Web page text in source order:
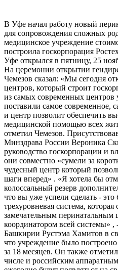
В Уфе начал работу новый
для сопровождения сложных
медицинское учреждение
построила госкорпорация
Уфе открылся в пятницу, 25
На церемонии открытии
Чемезов сказал: «Мы сегодня
центров, который строит
из самых современных центров
поставили самое современное,
и центр позволит обеспечить
медицинской помощью всех
отметил Чемезов.
Минздрава России Вероника
руководство госкорпорации и
они совместно «сумели за
чудесный центр который
шаги вперед» . «Я хотела бы
колоссальный резерв
что вы уже успели сделать -
трехуровневая система,
замечательным перинатальным
координатором всей системы» ,
Башкирии Рустэма Хамитов в
что учреждение было
за 18 месяцев. Он также
числе и российским